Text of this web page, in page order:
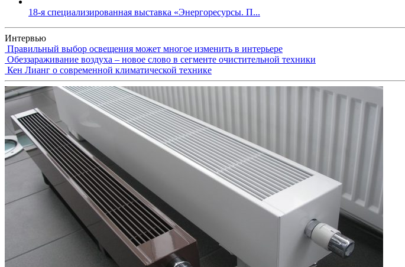
18-я специализированная выставка «Энергоресурсы. П...
Интервью
Правильный выбор освещения может многое изменить в интерьере
Обеззараживание воздуха – новое слово в сегменте очистительной техники
Кен Лианг о современной климатической технике